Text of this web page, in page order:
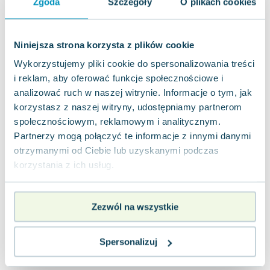
Niniejsza strona korzysta z plików cookie
Wykorzystujemy pliki cookie do spersonalizowania treści
i reklam, aby oferować funkcje społecznościowe i
analizować ruch w naszej witrynie. Informacje o tym, jak
korzystasz z naszej witryny, udostępniamy partnerom
społecznościowym, reklamowym i analitycznym.
Partnerzy mogą połączyć te informacje z innymi danymi
otrzymanymi od Ciebie lub uzyskanymi podczas
korzystania z ich usług.
Zezwól na wszystkie
Spersonalizuj
Lorraine Warren
Ajahn Brahm
Jacek Walkiewicz